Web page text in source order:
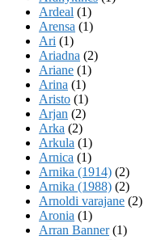
Ardeal (1)
Arensa (1)
Ari (1)
Ariadna (2)
Ariane (1)
Arina (1)
Aristo (1)
Arjan (2)
Arka (2)
Arkula (1)
Arnica (1)
Arnika (1914) (2)
Arnika (1988) (2)
Arnoldi varajane (2)
Aronia (1)
Arran Banner(1)